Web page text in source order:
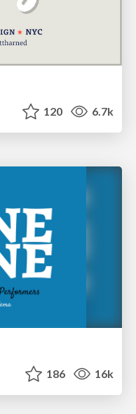
120 6.7k
186 16k